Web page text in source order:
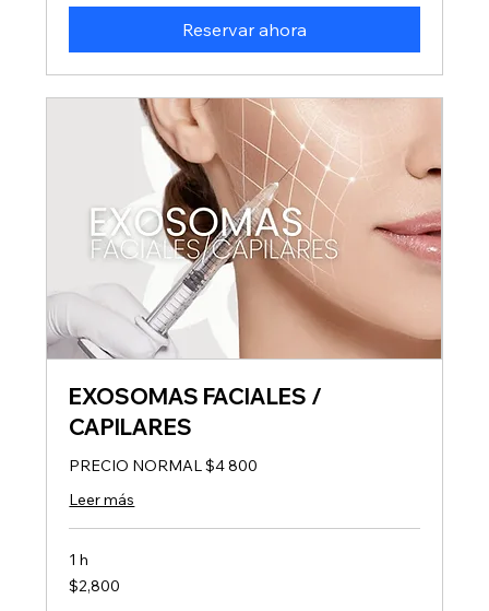
Reservar ahora
EXOSOMAS FACIALES /
CAPILARES
PRECIO NORMAL $4 800
Leer más
1 h
2,800
pesos
$2,800